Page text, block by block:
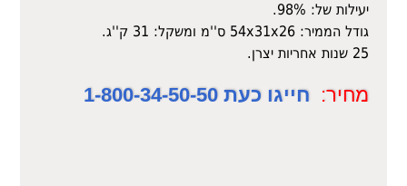
יעילות של: 98%.
גודל הממיר: 54x31x26 ס''מ ומשקל: 31 ק''ג.
25 שנות אחריות יצרן. ‎
מחיר: חייגו כעת 1-800-34-50-50